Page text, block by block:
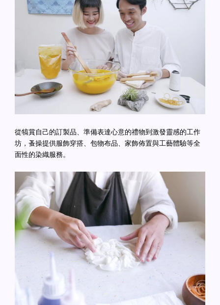
從犒賞自己的訂製品、準備表達心意的禮物到激發靈感的工作
坊，蚤操提供服飾穿搭、包物布品、家飾佈置與工藝體驗等全
面性的染織服務。